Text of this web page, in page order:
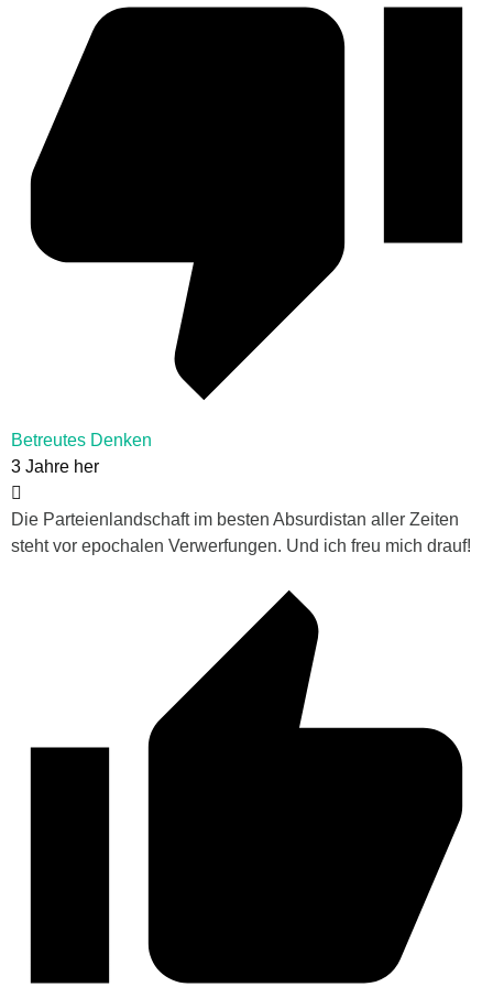
Betreutes Denken
3 Jahre her
Die Parteienlandschaft im besten Absurdistan aller Zeiten
steht vor epochalen Verwerfungen. Und ich freu mich drauf!